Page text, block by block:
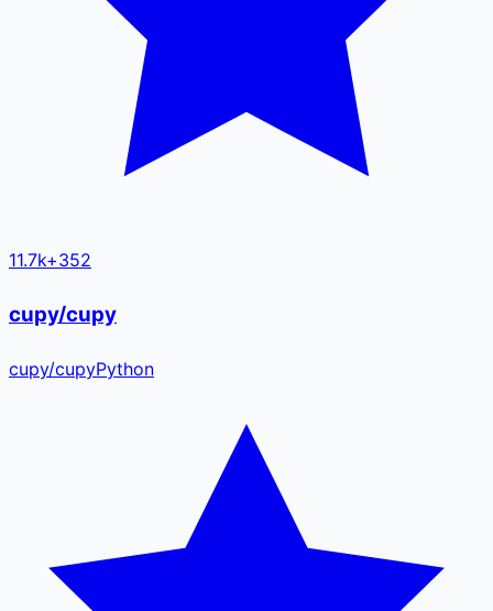
11.7k+352
cupy/cupy
cupy/cupyPython